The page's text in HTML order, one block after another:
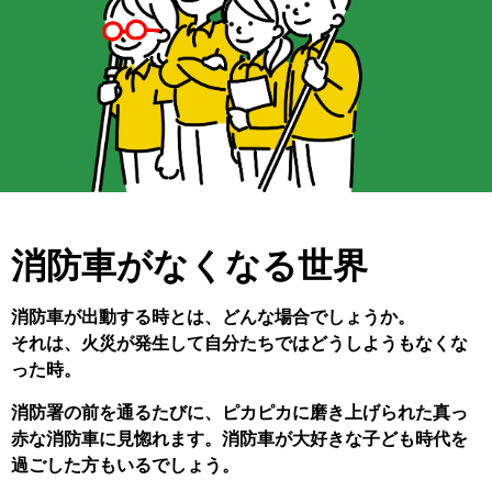
消防車がなくなる世界
消防車が出動する時とは、どんな場合でしょうか。
それは、火災が発生して自分たちではどうしようもなくな
った時。
消防署の前を通るたびに、ピカピカに磨き上げられた真っ
赤な消防車に見惚れます。消防車が大好きな子ども時代を
過ごした方もいるでしょう。